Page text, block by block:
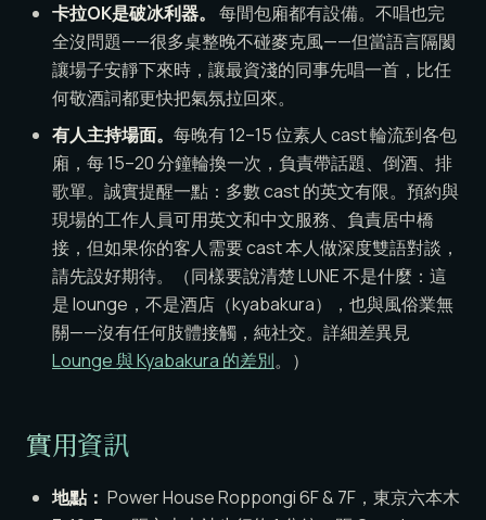
卡拉OK是破冰利器。 每間包廂都有設備。不唱也完
全沒問題——很多桌整晚不碰麥克風——但當語言隔閡
讓場子安靜下來時，讓最資淺的同事先唱一首，比任
何敬酒詞都更快把氣氛拉回來。
有人主持場面。 每晚有 12–15 位素人 cast 輪流到各包
廂，每 15–20 分鐘輪換一次，負責帶話題、倒酒、排
歌單。誠實提醒一點：多數 cast 的英文有限。預約與
現場的工作人員可用英文和中文服務、負責居中橋
接，但如果你的客人需要 cast 本人做深度雙語對談，
請先設好期待。（同樣要說清楚 LUNE 不是什麼：這
是 lounge，不是酒店（kyabakura），也與風俗業無
關——沒有任何肢體接觸，純社交。詳細差異見
Lounge 與 Kyabakura 的差別。）
實用資訊
地點： Power House Roppongi 6F & 7F，東京六本木